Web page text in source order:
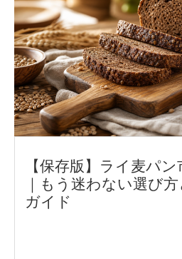
【保存版】ライ麦パ
｜もう迷わない選び
ガイド